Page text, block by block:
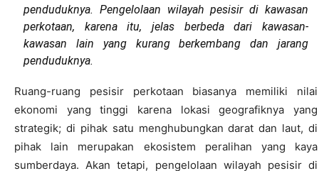
penduduknya. Pengelolaan wilayah pesisir di kawasan
perkotaan, karena itu, jelas berbeda dari kawasan-
kawasan lain yang kurang berkembang dan jarang
penduduknya.
Ruang-ruang pesisir perkotaan biasanya memiliki nilai
ekonomi yang tinggi karena lokasi geografiknya yang
strategik; di pihak satu menghubungkan darat dan laut, di
pihak lain merupakan ekosistem peralihan yang kaya
sumberdaya. Akan tetapi, pengelolaan wilayah pesisir di